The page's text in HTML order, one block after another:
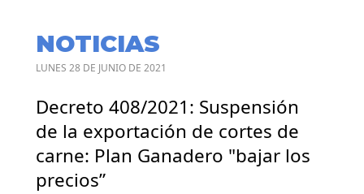
NOTICIAS
LUNES 28 DE JUNIO DE 2021
Decreto 408/2021: Suspensión
de la exportación de cortes de
carne: Plan Ganadero "bajar los
precios”